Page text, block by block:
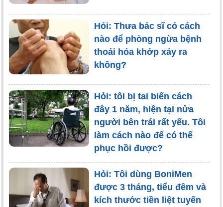
Hỏi: Thưa bác sĩ có cách
nào để phòng ngừa bệnh
thoái hóa khớp xảy ra
không?
Hỏi: tôi bị tai biến cách
đây 1 năm, hiện tại nửa
người bên trái rất yếu. Tôi
làm cách nào để có thể
phục hồi được?
Hỏi: Tôi dùng BoniMen
được 3 tháng, tiểu đêm và
kích thước tiền liệt tuyến